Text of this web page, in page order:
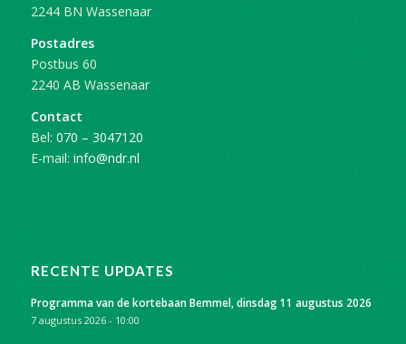
2244 BN Wassenaar
Postadres
Postbus 60
2240 AB Wassenaar
Contact
Bel: 070 – 3047120
E-mail: info@ndr.nl
RECENTE UPDATES
Programma van de kortebaan Bemmel, dinsdag 11 augustus 2026
7 augustus 2026 - 10:00